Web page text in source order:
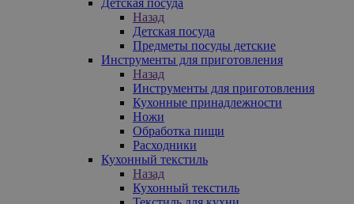
Назад
Детская посуда
Предметы посуды детские
Инструменты для приготовления
Назад
Инструменты для приготовления
Кухонные принадлежности
Ножи
Обработка пищи
Расходники
Кухонный текстиль
Назад
Кухонный текстиль